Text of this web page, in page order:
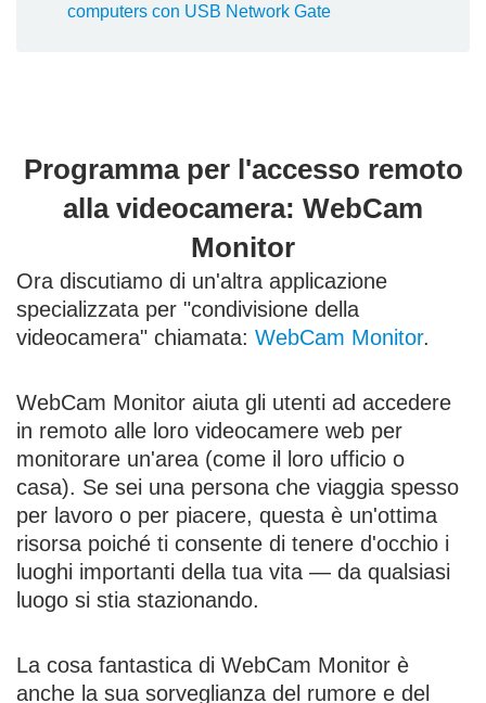
computers con USB Network Gate
Programma per l'accesso remoto
alla videocamera: WebCam
Monitor
Ora discutiamo di un'altra applicazione
specializzata per "condivisione della
videocamera" chiamata: WebCam Monitor.
WebCam Monitor aiuta gli utenti ad accedere
in remoto alle loro videocamere web per
monitorare un'area (come il loro ufficio o
casa). Se sei una persona che viaggia spesso
per lavoro o per piacere, questa è un'ottima
risorsa poiché ti consente di tenere d'occhio i
luoghi importanti della tua vita — da qualsiasi
luogo si stia stazionando.
La cosa fantastica di WebCam Monitor è
anche la sua sorveglianza del rumore e del